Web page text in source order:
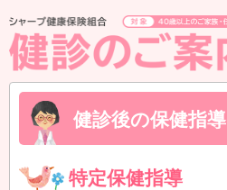
健診後の保健指導
特定保健指導